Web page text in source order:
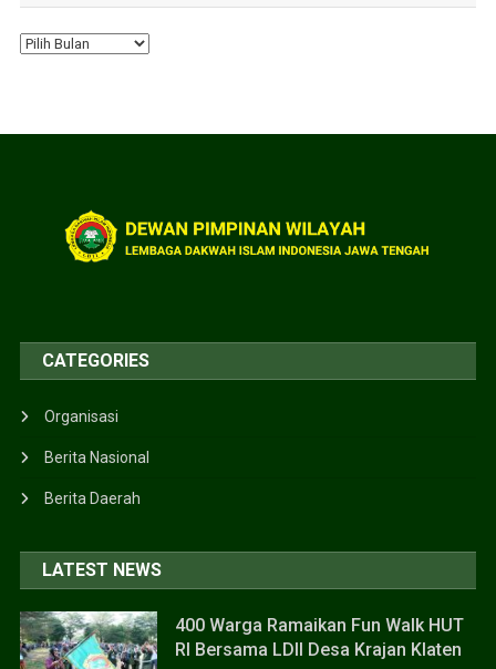
CATEGORIES
Organisasi
Berita Nasional
Berita Daerah
LATEST NEWS
400 Warga Ramaikan Fun Walk HUT
RI Bersama LDII Desa Krajan Klaten